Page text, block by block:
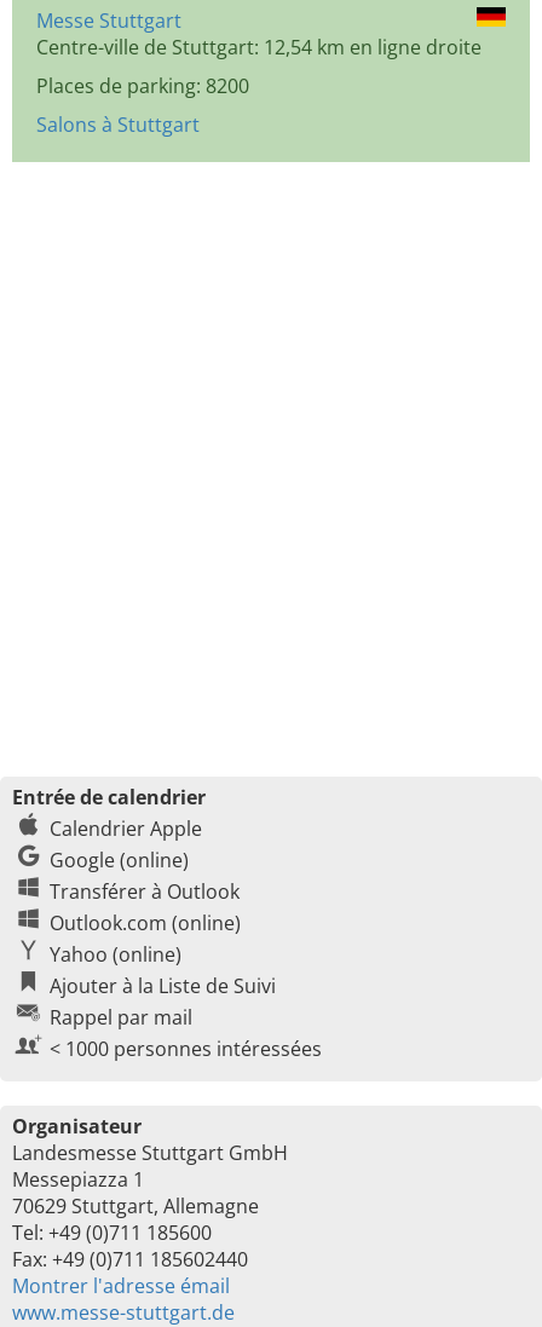
Messe Stuttgart
Centre-ville de Stuttgart: 12,54 km en ligne droite
Places de parking: 8200
Salons à Stuttgart
Entrée de calendrier
Calendrier Apple
Google (online)
Transférer à Outlook
Outlook.com (online)
Yahoo (online)
Ajouter à la Liste de Suivi
Rappel par mail
< 1000 personnes intéressées
Organisateur
Landesmesse Stuttgart GmbH
Messepiazza 1
70629 Stuttgart, Allemagne
Tel: +49 (0)711 185600
Fax: +49 (0)711 185602440
Montrer l'adresse émail
www.messe-stuttgart.de